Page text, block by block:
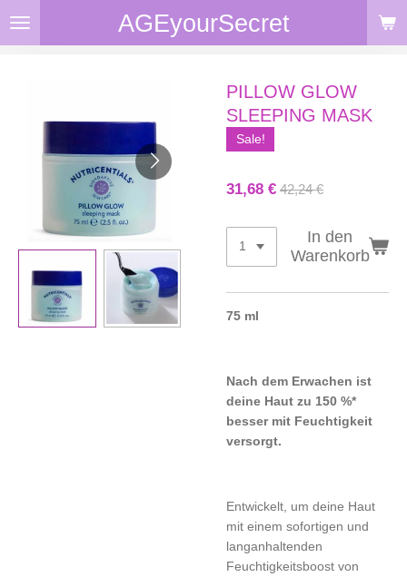
Zum
AGEyourSecret
PILLOW GLOW
SLEEPING MASK
Sale!
31,68 € 42,24 €
In den
Warenkorb
75 ml
Nach dem Erwachen ist
deine Haut zu 150 %*
besser mit Feuchtigkeit
versorgt.
Entwickelt, um deine Haut
mit einem sofortigen und
langanhaltenden
Feuchtigkeitsboost von